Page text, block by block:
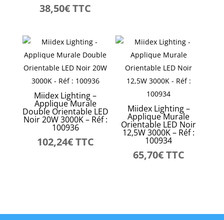
38,50€TTC
Miidex Lighting –
Applique Murale
Double Orientable LED
Noir 20W 3000K – Réf :
100936
102,24€TTC
Miidex Lighting –
Applique Murale
Orientable LED Noir
12,5W 3000K – Réf :
100934
65,70€TTC